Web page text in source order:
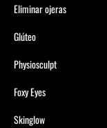
Eliminar ojeras
Glúteo
Physiosculpt
Foxy Eyes
Skinglow